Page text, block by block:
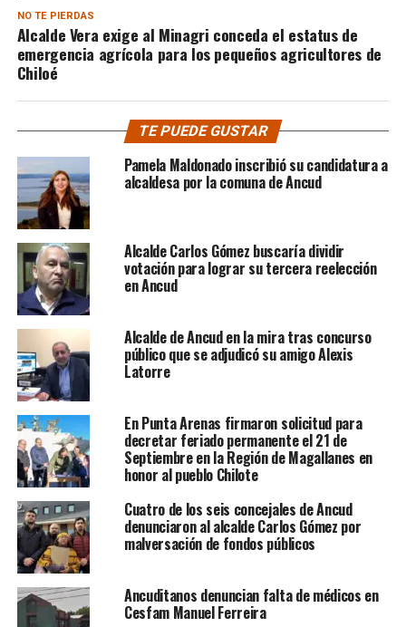
NO TE PIERDAS
Alcalde Vera exige al Minagri conceda el estatus de
emergencia agrícola para los pequeños agricultores de
Chiloé
TE PUEDE GUSTAR
Pamela Maldonado inscribió su candidatura a
alcaldesa por la comuna de Ancud
Alcalde Carlos Gómez buscaría dividir
votación para lograr su tercera reelección
en Ancud
Alcalde de Ancud en la mira tras concurso
público que se adjudicó su amigo Alexis
Latorre
En Punta Arenas firmaron solicitud para
decretar feriado permanente el 21 de
Septiembre en la Región de Magallanes en
honor al pueblo Chilote
Cuatro de los seis concejales de Ancud
denunciaron al alcalde Carlos Gómez por
malversación de fondos públicos
Ancuditanos denuncian falta de médicos en
Cesfam Manuel Ferreira